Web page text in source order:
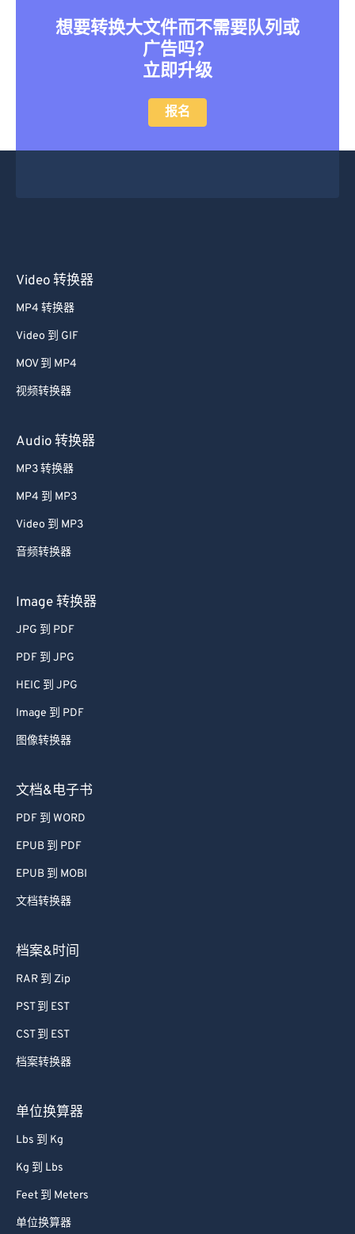
想要转换大文件而不需要队列或
广告吗？
立即升级
报名
Video 转换器
MP4 转换器
Video 到 GIF
MOV 到 MP4
视频转换器
Audio 转换器
MP3 转换器
MP4 到 MP3
Video 到 MP3
音频转换器
Image 转换器
JPG 到 PDF
PDF 到 JPG
HEIC 到 JPG
Image 到 PDF
图像转换器
文档&电子书
PDF 到 WORD
EPUB 到 PDF
EPUB 到 MOBI
文档转换器
档案&时间
RAR 到 Zip
PST 到 EST
CST 到 EST
档案转换器
单位换算器
Lbs 到 Kg
Kg 到 Lbs
Feet 到 Meters
单位换算器